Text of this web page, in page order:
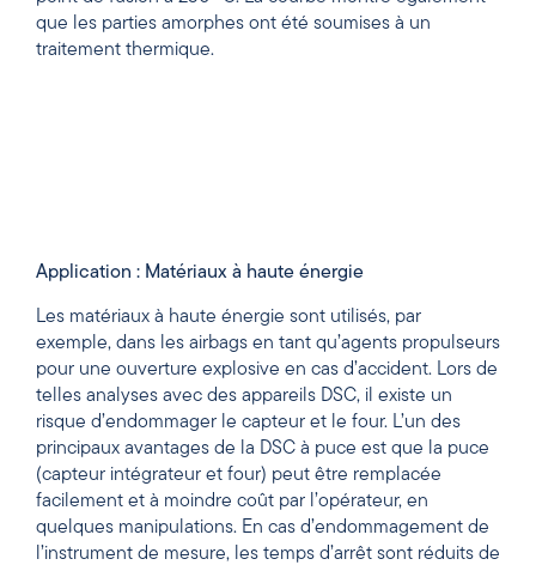
que les parties amorphes ont été soumises à un
traitement thermique.
Application : Matériaux à haute énergie
Les matériaux à haute énergie sont utilisés, par
exemple, dans les airbags en tant qu’agents propulseurs
pour une ouverture explosive en cas d’accident. Lors de
telles analyses avec des appareils DSC, il existe un
risque d’endommager le capteur et le four. L’un des
principaux avantages de la DSC à puce est que la puce
(capteur intégrateur et four) peut être remplacée
facilement et à moindre coût par l’opérateur, en
quelques manipulations. En cas d’endommagement de
l’instrument de mesure, les temps d’arrêt sont réduits de